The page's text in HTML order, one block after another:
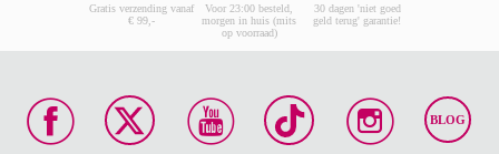
Gratis verzending vanaf
€ 99,-
Voor 23:00 besteld,
morgen in huis (mits
op voorraad)
30 dagen 'niet goed
geld terug' garantie!
BLOG